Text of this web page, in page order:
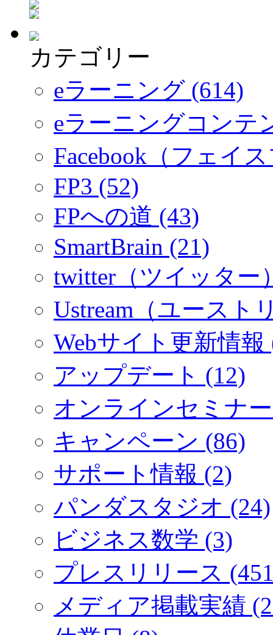
カテゴリー
eラーニング (614)
eラーニングコンテ
Facebook（フェイ
FP3 (52)
FPへの道 (43)
SmartBrain (21)
twitter（ツイッター
Ustream（ユースト
Webサイト更新情報
アップデート (12)
オンラインセミナ
キャンペーン (86)
サポート情報 (2)
パンダスタジオ (24)
ビジネス数学 (3)
プレスリリース
メディア掲載実績